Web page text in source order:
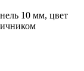
10 мм, цвет